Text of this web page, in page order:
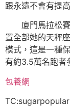
跟永遠不會有提
廈門馬拉松
置全部她的天秤
模式，這是一種
有約3.5萬名跑者
包養網